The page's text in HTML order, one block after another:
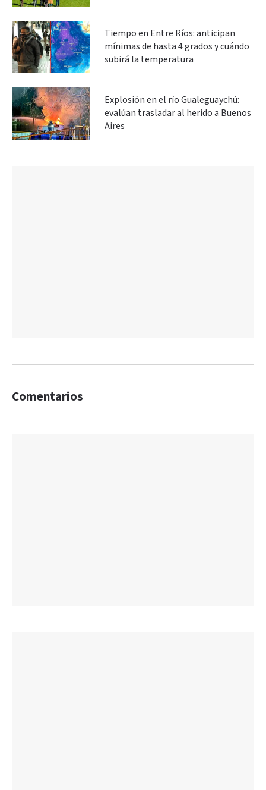
Tiempo en Entre Ríos: anticipan
mínimas de hasta 4 grados y cuándo
subirá la temperatura
Explosión en el río Gualeguaychú:
evalúan trasladar al herido a Buenos
Aires
Comentarios